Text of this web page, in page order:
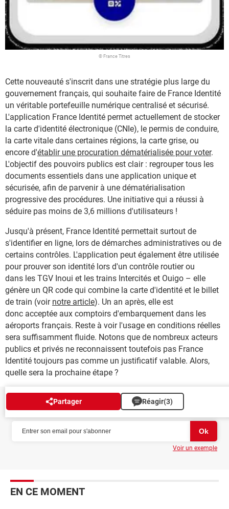
© France Titres
Cette nouveauté s'inscrit dans une stratégie plus large du
gouvernement français, qui souhaite faire de France Identité
un véritable portefeuille numérique centralisé et sécurisé.
L'application France Identité permet actuellement de stocker
la carte d'identité électronique (CNIe), le permis de conduire,
la carte vitale dans certaines régions, la carte grise, ou
encore d'établir une procuration dématérialisée pour voter.
L'objectif des pouvoirs publics est clair : regrouper tous les
documents essentiels dans une application unique et
sécurisée, afin de parvenir à une dématérialisation
progressive des procédures. Une initiative qui a réussi à
séduire pas moins de 3,6 millions d'utilisateurs !
Jusqu'à présent, France Identité permettait surtout de
s'identifier en ligne, lors de démarches administratives ou de
certains contrôles. L'application peut également être utilisée
pour prouver son identité lors d'un contrôle routier ou
dans les TGV Inoui et les trains Intercités et Ouigo – elle
génère un QR code qui combine la carte d'identité et le billet
de train (voir notre article). Un an après, elle est
donc acceptée aux comptoirs d'embarquement dans les
aéroports français. Reste à voir l'usage en conditions réelles
sera suffisamment fluide. Notons que de nombreux acteurs
publics et privés ne reconnaissent toutefois pas France
Identité toujours pas comme un justificatif valable. Alors,
quelle sera la prochaine étape ?
Partager Réagir(3)
NEWSLETTER
Voir un exemple
EN CE MOMENT